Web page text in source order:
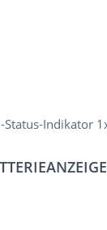
Indikator